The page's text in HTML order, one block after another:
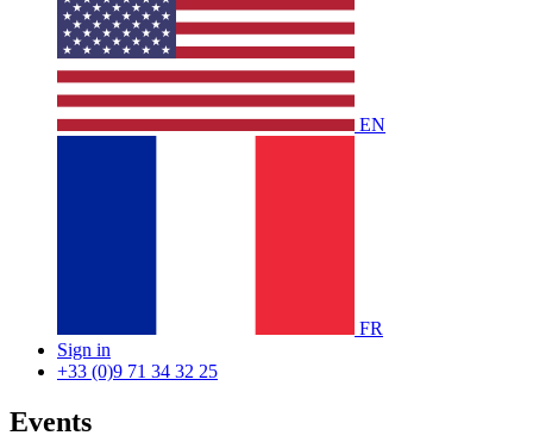
EN
FR
Sign in
+33 (0)9 71 34 32 25
Events